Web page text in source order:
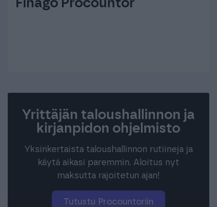
Finago Procountor
Yrittäjän taloushallinnon ja
kirjanpidon ohjelmisto
Yksinkertaista taloushallinnon rutiineja ja
käytä aikasi paremmin. Aloitus nyt
maksutta rajoitetun ajan!
Tutustu Procountoriin